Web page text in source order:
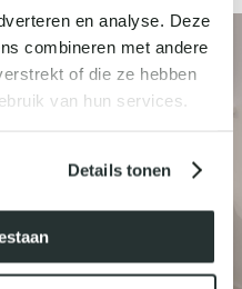
en analyse. Deze
combineren met andere
of die ze hebben
van hun services.
Details tonen